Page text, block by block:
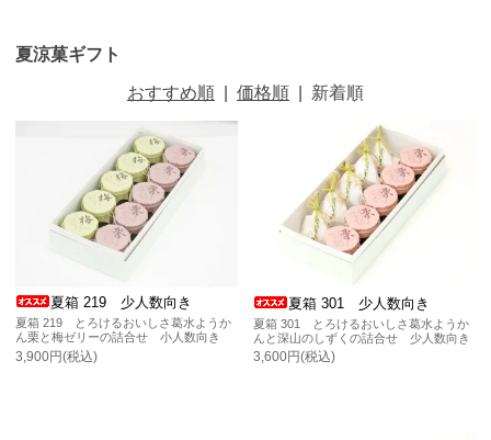
夏涼菓ギフト
おすすめ順 価格順 新着順
夏箱 219 少人数向き
夏箱 219 とろけるおいしさ葛水ようか
ん栗と梅ゼリーの詰合せ 小人数向き
3,900円(税込)
夏箱 301 少人数向き
夏箱 301 とろけるおいしさ葛水ようか
んと深山のしずくの詰合せ 少人数向き
3,600円(税込)